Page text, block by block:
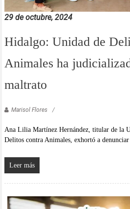
29 de octubre, 2024
Hidalgo: Unidad de
Animales ha
maltrato
Marisol Flores
Ana Lilia Martínez Hernández, titular de la
Delitos contra Animales, exhortó a denunciar
Leer más